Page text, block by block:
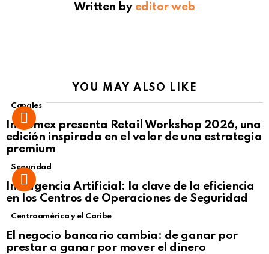
Written by editor web
YOU MAY ALSO LIKE
Canales
Intcomex presenta Retail Workshop 2026, una
edición inspirada en el valor de una estrategia
premium
Seguridad
Inteligencia Artificial: la clave de la eficiencia
en los Centros de Operaciones de Seguridad
Centroamérica y el Caribe
El negocio bancario cambia: de ganar por
prestar a ganar por mover el dinero